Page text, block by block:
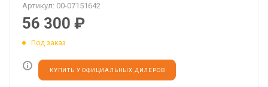
Артикул: 00-07151642
56 300 ₽
Под заказ
КУПИТЬ У ОФИЦИАЛЬНЫХ ДИЛЕРОВ